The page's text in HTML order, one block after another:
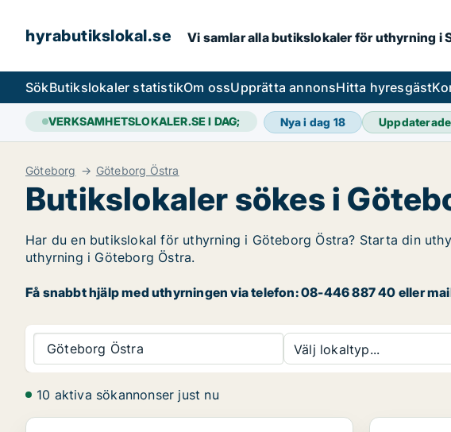
hyrabutikslokal.se Vi samlar alla butikslokaler för uthyrning i
SökButikslokaler statistikOm ossUpprätta annonsHitta hyresgäst
VERKSAMHETSLOKALER.SE I DAG; Nya i dag 18
Göteborg Göteborg Östra
Butikslokaler sökes i
Har du en butikslokal för uthyrning i Göteborg Östra? Starta din
uthyrning i Göteborg Östra.
Få snabbt hjälp med uthyrningen via telefon: 08-446 887 40 eller
Göteborg Östra Välj lokaltyp...
10 aktiva sökannonser just nu